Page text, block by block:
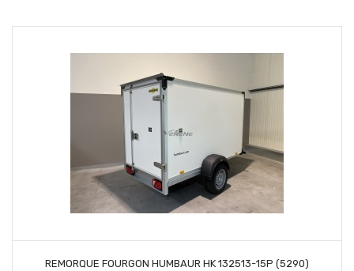
REMORQUE FOURGON HUMBAUR HK 132513-15P (5290)